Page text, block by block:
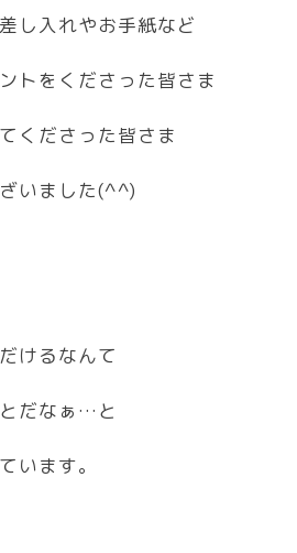
し入れやお手紙など
トをくださった皆さま
くださった皆さま
いました(^^)
けるなんて
だなぁ…と
います。